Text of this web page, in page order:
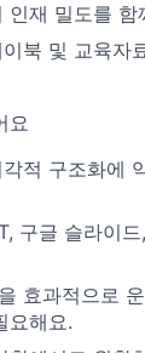
인재 밀도를 함
북 및 교육자
요
적 구조화에
구글 슬라이
효과적으로
요해요.